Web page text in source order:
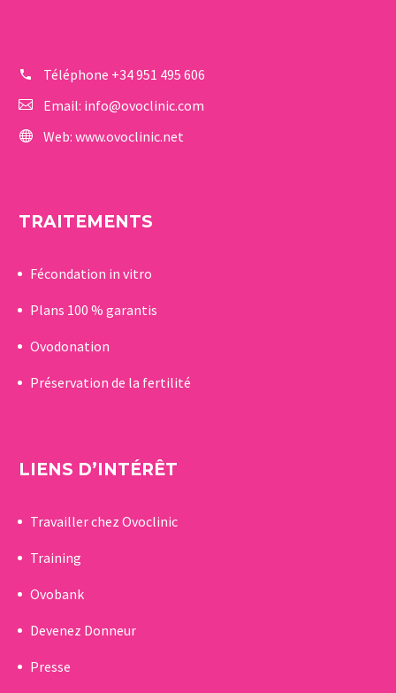
Téléphone +34 951 495 606
Email: info@ovoclinic.com
Web: www.ovoclinic.net
TRAITEMENTS
Fécondation in vitro
Plans 100 % garantis
Ovodonation
Préservation de la fertilité
LIENS D’INTÉRÊT
Travailler chez Ovoclinic
Training
Ovobank
Devenez Donneur
Presse